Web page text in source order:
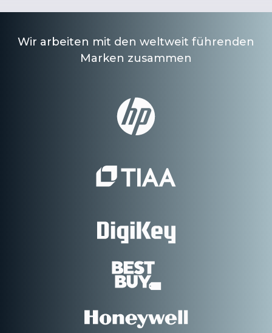
Wir arbeiten mit den weltweit führenden
Marken zusammen